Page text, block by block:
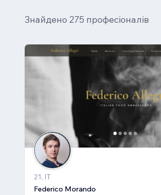
Знайдено 275 професіоналів
21, IT
Federico Morando